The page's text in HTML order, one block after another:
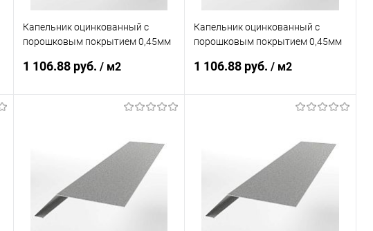
Капельник оцинкованный с
порошковым покрытием 0,45мм
1 106.88 руб. / м2
Купить в 1 клик Сравнение
В избранное Под заказ
Капельник оцинкованный с
порошковым покрытием 0,45мм
1 106.88 руб./ м2
Купить в 1 клик Сравнение
В избранное Под заказ